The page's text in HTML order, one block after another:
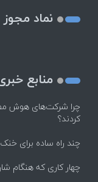
نماد مجوز
منابع
چرا شرکت‌های هوش
کردند؟
چند راه‌ ساده برای
چهار کاری که هنگام